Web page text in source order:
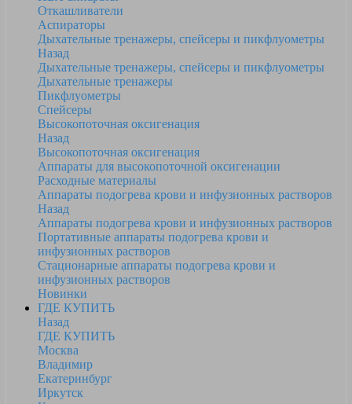
Откашливатели
Аспираторы
Дыхательные тренажеры, спейсеры и пикфлуометры
Назад
Дыхательные тренажеры, спейсеры и пикфлуометры
Дыхательные тренажеры
Пикфлуометры
Спейсеры
Высокопоточная оксигенация
Назад
Высокопоточная оксигенация
Аппараты для высокопоточной оксигенации
Расходные материалы
Аппараты подогрева крови и инфузионных растворов
Назад
Аппараты подогрева крови и инфузионных растворов
Портативные аппараты подогрева крови и
инфузионных растворов
Стационарные аппараты подогрева крови и
инфузионных растворов
Новинки
ГДЕ КУПИТЬ
Назад
ГДЕ КУПИТЬ
Москва
Владимир
Екатеринбург
Иркутск